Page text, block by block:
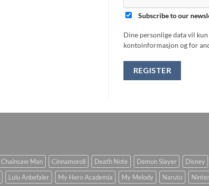
Subscribe to our
Dine personlige data vil
kontoinformasjon og for
REGISTER
Chainsaw Man Cinnamoroll Death Note Demon Slayer Disney
Lulu Anbefaler My Hero Academia My Melody Naruto